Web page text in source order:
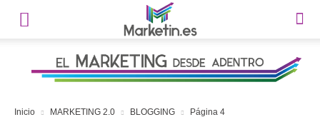
Inicio MARKETING 2.0 BLOGGING Página 4